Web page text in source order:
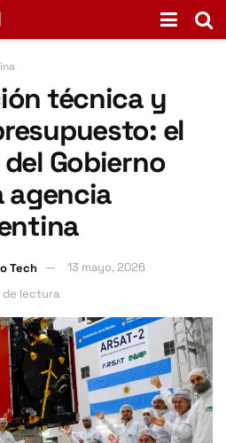
técnica y
el
Gobierno
agencia
Tech
13 mayo, 2026
de lectura